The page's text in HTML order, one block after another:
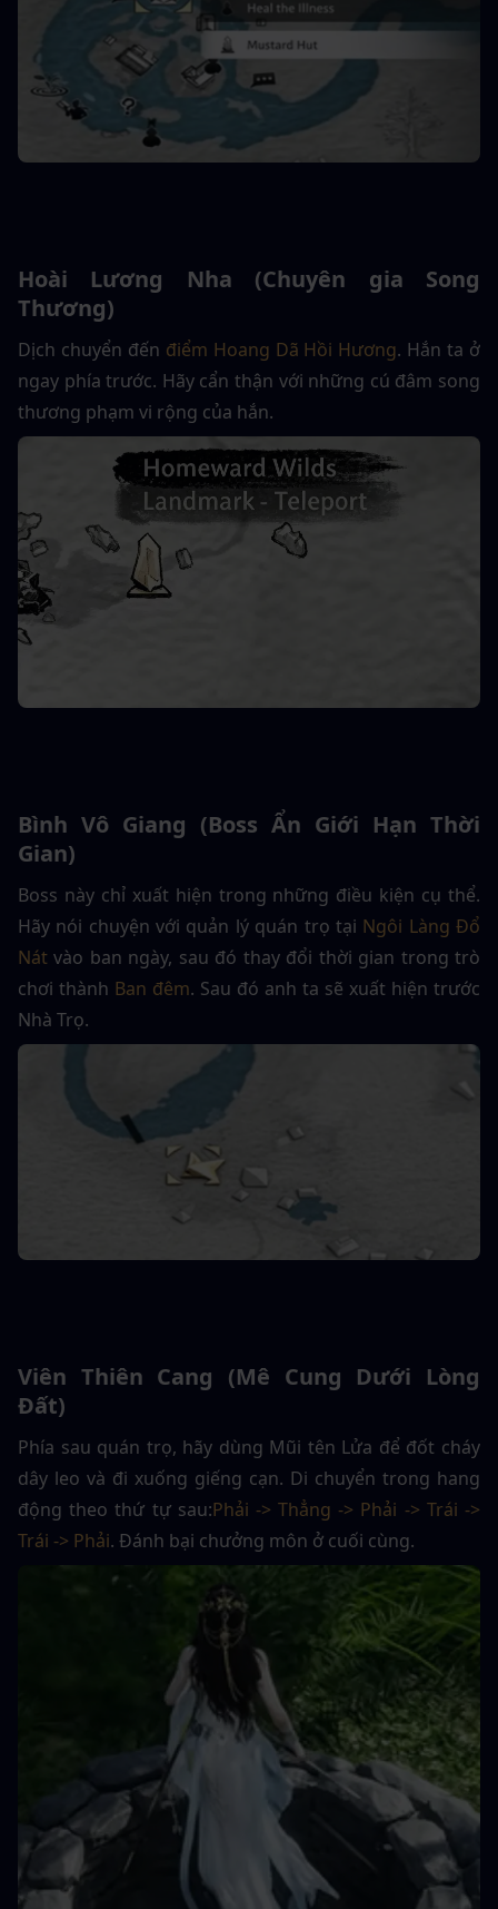
Hoài Lương Nha (Chuyên gia Song
Thương)
Dịch chuyển đến điểm Hoang Dã Hồi Hương. Hắn ta ở
ngay phía trước. Hãy cẩn thận với những cú đâm song
thương phạm vi rộng của hắn.
Bình Vô Giang (Boss Ẩn Giới Hạn Thời
Gian)
Boss này chỉ xuất hiện trong những điều kiện cụ thể.
Hãy nói chuyện với quản lý quán trọ tại Ngôi Làng Đổ
Nát vào ban ngày, sau đó thay đổi thời gian trong trò
chơi thành Ban đêm. Sau đó anh ta sẽ xuất hiện trước
Nhà Trọ.
Viên Thiên Cang (Mê Cung Dưới Lòng
Đất)
Phía sau quán trọ, hãy dùng Mũi tên Lửa để đốt cháy
dây leo và đi xuống giếng cạn. Di chuyển trong hang
động theo thứ tự sau:Phải -> Thẳng -> Phải -> Trái ->
Trái -> Phải. Đánh bại chưởng môn ở cuối cùng.